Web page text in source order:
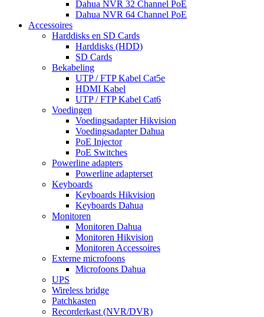
Dahua NVR 32 Channel PoE
Dahua NVR 64 Channel PoE
Accessoires
Harddisks en SD Cards
Harddisks (HDD)
SD Cards
Bekabeling
UTP / FTP Kabel Cat5e
HDMI Kabel
UTP / FTP Kabel Cat6
Voedingen
Voedingsadapter Hikvision
Voedingsadapter Dahua
PoE Injector
PoE Switches
Powerline adapters
Powerline adapterset
Keyboards
Keyboards Hikvision
Keyboards Dahua
Monitoren
Monitoren Dahua
Monitoren Hikvision
Monitoren Accessoires
Externe microfoons
Microfoons Dahua
UPS
Wireless bridge
Patchkasten
Recorderkast (NVR/DVR)